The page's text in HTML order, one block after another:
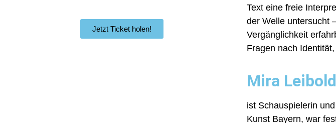
Jetzt Ticket holen!
Text eine freie
der Welle untersucht
Vergänglichkeit
Fragen nach
Mira Leibold
ist Schauspielerin
Kunst Bayern, war